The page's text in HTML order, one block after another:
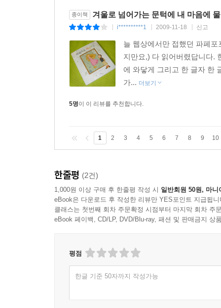
종이책 겨울로 넘어가는 문턱에 내 마음에
i**********1 2009-11-18 신고
늘 웹상에서만 접했던 파페
지만요,) 다 읽어버렸답니다.
에 와닿게 그리고 한 글자 한
가... 더보기
5명이 이 리뷰를 추천합니다.
1 2 3 4 5 6 7 8 9 10
한줄평 (2건)
1,000원 이상 구매 후 한줄평 작성 시 일반회원 50원, 마니
eBook은 다운로드 후 작성한 리뷰만 YES포인트 지급됩니
클래스는 첫번째 회차 주문확정 시점부터 마지막 회차 주
eBook 페이백, CD/LP, DVD/Blu-ray, 패션 및 판매금지 상
평점
한글 기준 50자까지 작성가능